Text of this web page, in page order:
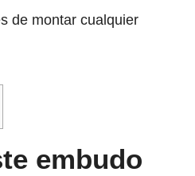
de montar cualquier
embudo